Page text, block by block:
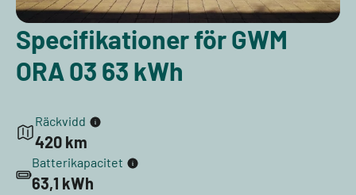
Specifikationer för GWM
ORA 03 63 kWh
Räckvidd
420 km
Batterikapacitet
63,1 kWh